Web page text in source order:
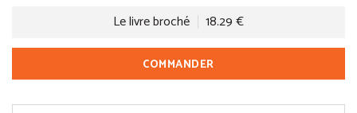
Le livre broché 18.29 €
COMMANDER